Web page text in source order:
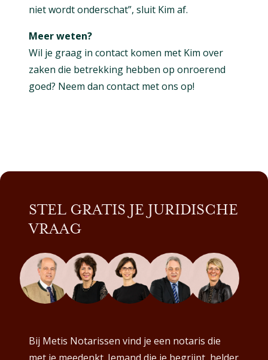
niet wordt onderschat”, sluit Kim af.
Meer weten?
Wil je graag in contact komen met Kim over
zaken die betrekking hebben op onroerend
goed? Neem dan contact met ons op!
STEL GRATIS JE JURIDISCHE
VRAAG
Bij Metis Notarissen vind je een notaris die